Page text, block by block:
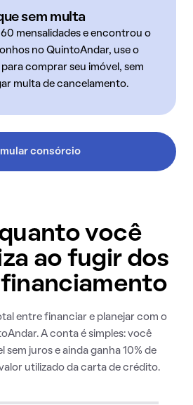
sem multa
mensalidades e encontrou o
no QuintoAndar, use o
comprar seu imóvel, sem
multa de cancelamento.
consórcio
você
ao fugir dos
entre financiar e planejar com o
A conta é simples: você
sem juros e ainda ganha 10% de
utilizado da carta de crédito.